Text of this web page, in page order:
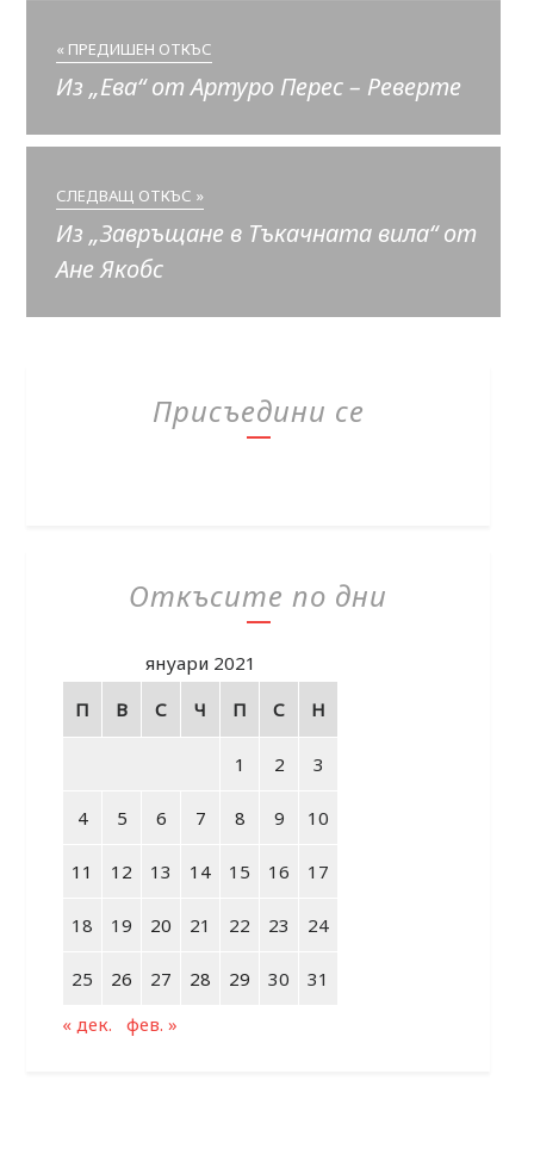
« ПРЕДИШЕН ОТКЪС
Из „Ева“ от Артуро Перес – Реверте
СЛЕДВАЩ ОТКЪС »
Из „Завръщане в Тъкачната вила“ от
Ане Якобс
Присъедини се
Откъсите по дни
януари 2021
П
В С Ч П С Н
1 2 3
4 5 6 7 8 9 10
11 12 13 14 15 16 17
18 19 20 21 22 23 24
25 26 27 28 29 30
31
« дек.
фев. »